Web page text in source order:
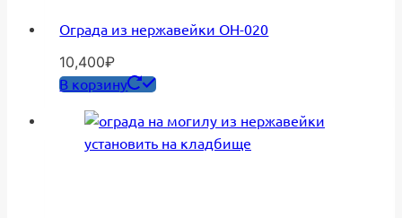
Ограда из нержавейки ОН-020
10,400₽
В корзину